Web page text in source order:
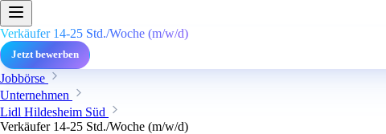
Verkäufer 14-25 Std./Woche (m/w/d)
Jetzt bewerben
Jobbörse
Unternehmen
Lidl Hildesheim Süd
Verkäufer 14-25 Std./Woche (m/w/d)